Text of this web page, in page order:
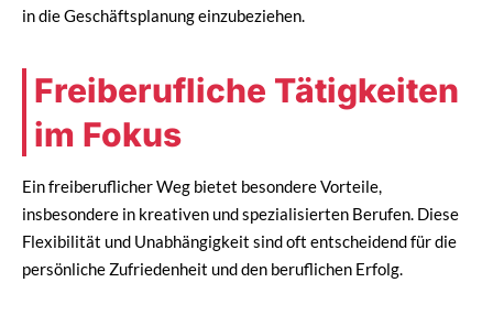
in die Geschäftsplanung einzubeziehen.
Freiberufliche Tätigkeiten
im Fokus
Ein freiberuflicher Weg bietet besondere Vorteile,
insbesondere in kreativen und spezialisierten Berufen. Diese
Flexibilität und Unabhängigkeit sind oft entscheidend für die
persönliche Zufriedenheit und den beruflichen Erfolg.